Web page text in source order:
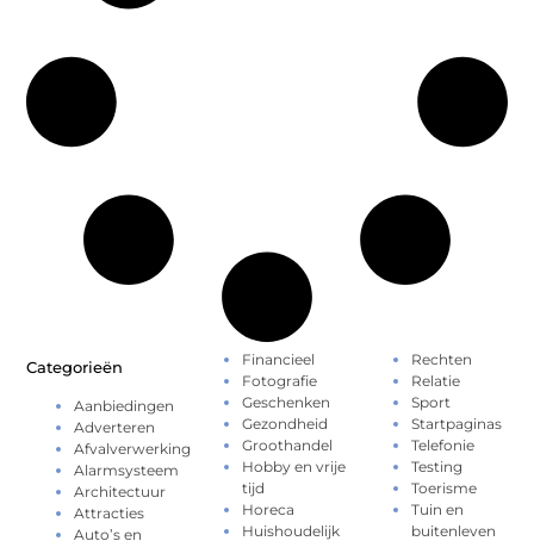
Categorieën
Aanbiedingen
Adverteren
Afvalverwerking
Alarmsysteem
Architectuur
Attracties
Auto’s en
Financieel
Fotografie
Geschenken
Gezondheid
Groothandel
Hobby en vrije
tijd
Horeca
Huishoudelijk
Rechten
Relatie
Sport
Startpaginas
Telefonie
Testing
Toerisme
Tuin en
buitenleven